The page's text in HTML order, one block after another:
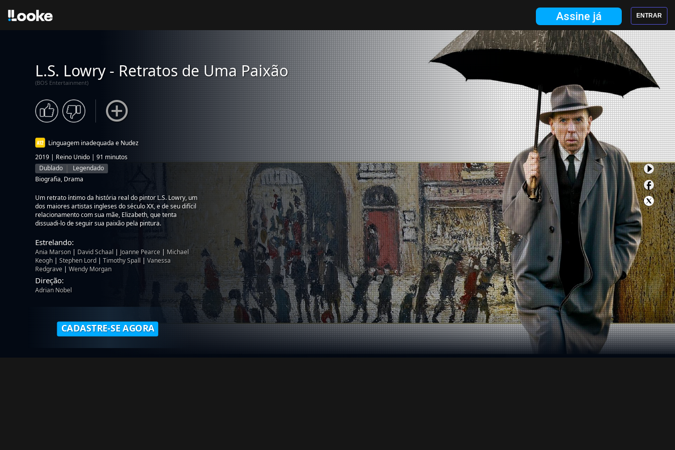
Assine já ENTRAR
L.S. Lowry - Retratos de Uma Paixão
(BOS Entertainment)
Linguagem inadequada e Nudez
2019 | Reino Unido | 91 minutos
Dublado
Legendado
Biografia, Drama
Um retrato íntimo da história real do pintor L.S. Lowry, um
dos maiores artistas ingleses do século XX, e de seu difícil
relacionamento com sua mãe, Elizabeth, que tenta
dissuadi-lo de seguir sua paixão pela pintura.
Estrelando:
Ania Marson | David Schaal | Joanne Pearce | Michael
Keogh | Stephen Lord | Timothy Spall | Vanessa
Redgrave | Wendy Morgan
Direção:
Adrian Nobel
CADASTRE-SE AGORA